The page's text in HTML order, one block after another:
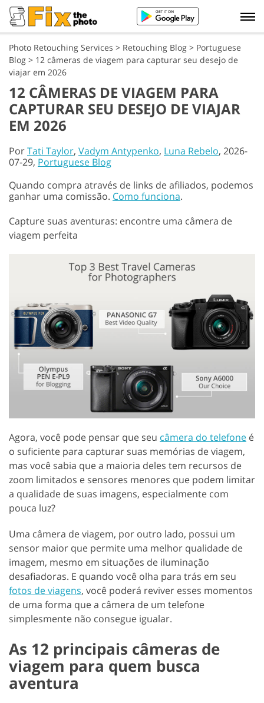
Photo Retouching Services > Retouching Blog > Portuguese
Blog > 12 câmeras de viagem para capturar seu desejo de
viajar em 2026
12 CÂMERAS DE VIAGEM PARA
CAPTURAR SEU DESEJO DE VIAJAR
EM 2026
PorTati Taylor, Vadym Antypenko, Luna Rebelo, 2026-
07-29, Portuguese Blog
Quando compra através de links de afiliados, podemos
ganhar uma comissão. Como funciona.
Capture suas aventuras: encontre uma câmera de
viagem perfeita
Agora, você pode pensar que seu câmera do telefone é
o suficiente para capturar suas memórias de viagem,
mas você sabia que a maioria deles tem recursos de
zoom limitados e sensores menores que podem limitar
a qualidade de suas imagens, especialmente com
pouca luz?
Uma câmera de viagem, por outro lado, possui um
sensor maior que permite uma melhor qualidade de
imagem, mesmo em situações de iluminação
desafiadoras. E quando você olha para trás em seu
fotos de viagens, você poderá reviver esses momentos
de uma forma que a câmera de um telefone
simplesmente não consegue igualar.
As 12 principais câmeras de
viagem para quem busca
aventura